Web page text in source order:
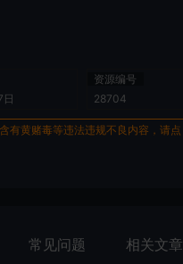
资源编号
28704
有黄赌毒等违法违规不良内容，请点
常见问题 相关文章